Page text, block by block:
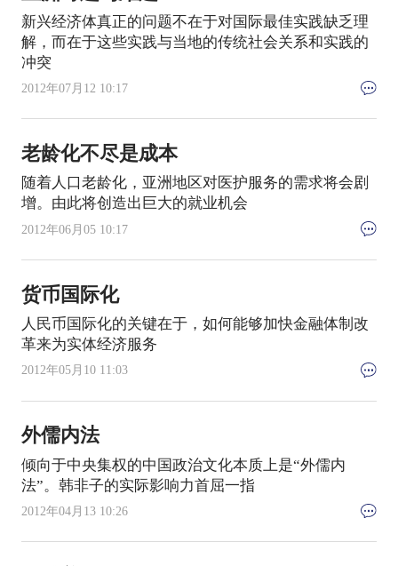
新兴经济体真正的问题不在于对国际最佳实践缺乏理
解，而在于这些实践与当地的传统社会关系和实践的
冲突
2012年07月12 10:17
老龄化不尽是成本
随着人口老龄化，亚洲地区对医护服务的需求将会剧
增。由此将创造出巨大的就业机会
2012年06月05 10:17
货币国际化
人民币国际化的关键在于，如何能够加快金融体制改
革来为实体经济服务
2012年05月10 11:03
外儒内法
倾向于中央集权的中国政治文化本质上是“外儒内
法”。韩非子的实际影响力首屈一指
2012年04月13 10:26